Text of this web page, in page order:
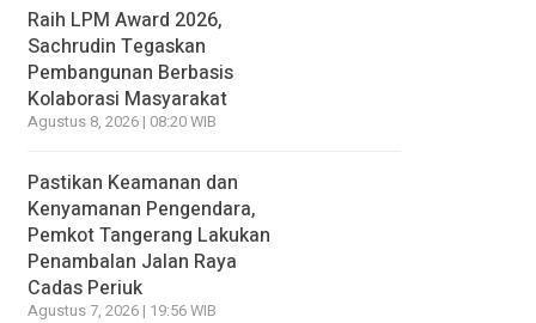
Raih LPM Award 2026,
Sachrudin Tegaskan
Pembangunan Berbasis
Kolaborasi Masyarakat
Agustus 8, 2026 | 08:20 WIB
Pastikan Keamanan dan
Kenyamanan Pengendara,
Pemkot Tangerang Lakukan
Penambalan Jalan Raya
Cadas Periuk
Agustus 7, 2026 | 19:56 WIB